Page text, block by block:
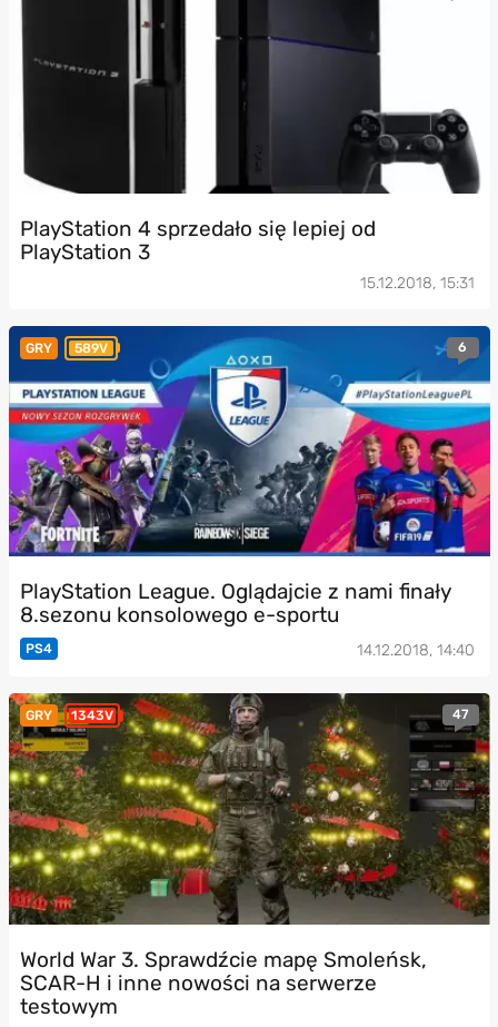
PlayStation 4 sprzedało się lepiej od
PlayStation 3
15.12.2018, 15:31
GRY 589V 6
PlayStation League. Oglądajcie z nami finały
8.sezonu konsolowego e-sportu
PS4 14.12.2018, 14:40
GRY 1343V 47
World War 3. Sprawdźcie mapę Smoleńsk,
SCAR-H i inne nowości na serwerze
testowym